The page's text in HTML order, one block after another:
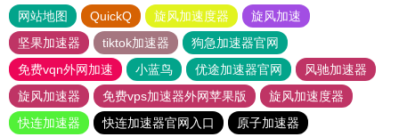
网站地图 QuickQ 旋风加速度器
旋风加速
坚果加速器
tiktok加速器
狗急加速器官网
免费vqn外网加速
小蓝鸟 优途加速器官网
风驰加速器
旋风加速器
免费vps加速器外网苹果版
旋风加速度器
快连加速器
快连加速器官网入口
原子加速器